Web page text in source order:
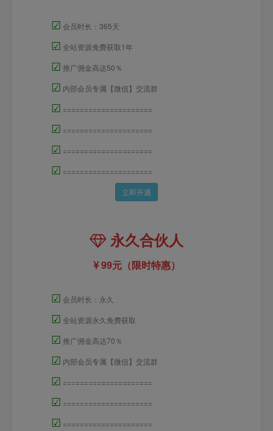
☑ 会员时长：365天
☑ 全站资源免费获取1年
☑ 推广佣金高达50％
☑ 内部会员专属【微信】交流群
☑ =====================
☑ =====================
☑ =====================
☑ =====================
立即开通
永久合伙人
99元（限时特惠）
☑ 会员时长：永久
☑ 全站资源永久免费获取
☑ 推广佣金高达70％
☑ 内部会员专属【微信】交流群
☑ =====================
☑ =====================
☑ =====================